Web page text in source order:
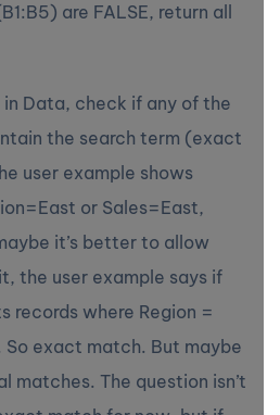
are FALSE, return all
Data, check if any of the
the search term (exact
user example shows
or Sales=East,
it’s better to allow
the user example says if
records where Region =
So exact match. But maybe
matches. The question isn’t